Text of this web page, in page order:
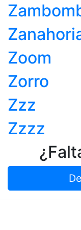
Zoom
Zorro
Zzz
Zzzz